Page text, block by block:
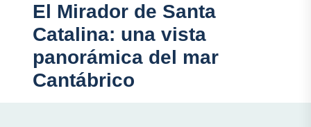
El Mirador de Santa
Catalina: una vista
panorámica del mar
Cantábrico